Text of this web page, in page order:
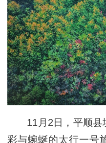
11月2日，平顺县
彩与蜿蜒的太行一号